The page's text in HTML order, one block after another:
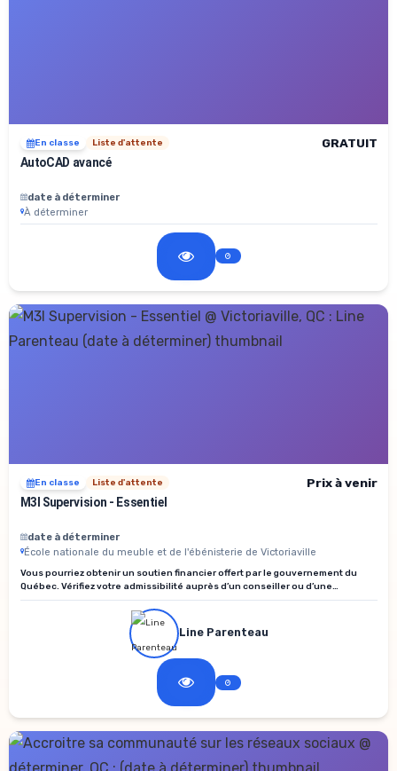
En classe Liste d'attente
GRATUIT
AutoCAD avancé
date à déterminer
À déterminer
En classe Liste d'attente
Prix à venir
M3I Supervision - Essentiel
date à déterminer
École nationale du meuble et de l'ébénisterie de Victoriaville
Vous pourriez obtenir un soutien financier offert par le gouvernement du
Québec. Vérifiez votre admissibilité auprès d’un conseiller ou d’une
conseillère des services aux entreprises du bureau de Services Québec de
Line Parenteau